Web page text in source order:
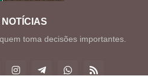
NOTÍCIAS
toma decisões importantes.